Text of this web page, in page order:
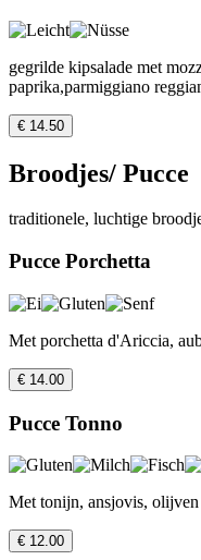
gegrilde kipsalade met
paprika,parmiggiano
€ 14.50
Broodjes/ Pucce
traditionele, luchtige
Pucce Porchetta
Met porchetta d'Ariccia,
€ 14.00
Pucce Tonno
Met tonijn, ansjovis, olijven
€ 12.00